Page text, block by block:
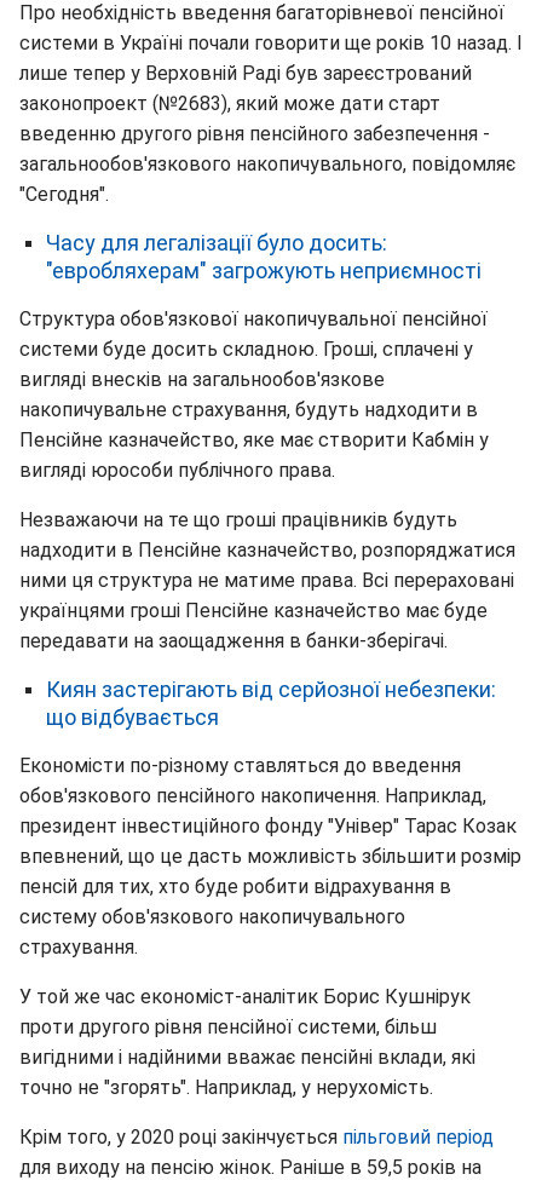
Про необхідність введення багаторівневої пенсійної
системи в Україні почали говорити ще років 10 назад. І
лише тепер у Верховній Раді був зареєстрований
законопроект (№2683), який може дати старт
введенню другого рівня пенсійного забезпечення -
загальнообов'язкового накопичувального, повідомляє
"Сегодня".
Часу для легалізації було досить:
"евробляхерам" загрожують неприємності
Структура обов'язкової накопичувальної пенсійної
системи буде досить складною. Гроші, сплачені у
вигляді внесків на загальнообов'язкове
накопичувальне страхування, будуть надходити в
Пенсійне казначейство, яке має створити Кабмін у
вигляді юрособи публічного права.
Незважаючи на те що гроші працівників будуть
надходити в Пенсійне казначейство, розпоряджатися
ними ця структура не матиме права. Всі перераховані
українцями гроші Пенсійне казначейство має буде
передавати на заощадження в банки-зберігачі.
Киян застерігають від серйозної небезпеки:
що відбувається
Економісти по-різному ставляться до введення
обов'язкового пенсійного накопичення. Наприклад,
президент інвестиційного фонду "Універ" Тарас Козак
впевнений, що це дасть можливість збільшити розмір
пенсій для тих, хто буде робити відрахування в
систему обов'язкового накопичувального
страхування.
У той же час економіст-аналітик Борис Кушнірук
проти другого рівня пенсійної системи, більш
вигідними і надійними вважає пенсійні вклади, які
точно не "згорять". Наприклад, у нерухомість.
Крім того, у 2020 році закінчується пільговий період
для виходу на пенсію жінок. Раніше в 59,5 років на